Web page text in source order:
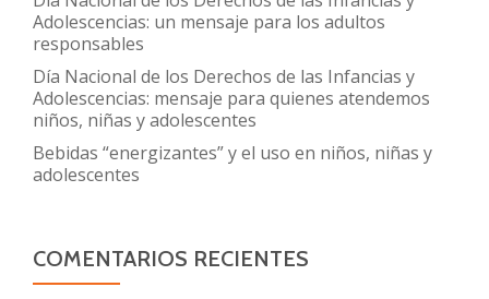
Adolescencias: un mensaje para los adultos
responsables
Día Nacional de los Derechos de las Infancias y
Adolescencias: mensaje para quienes atendemos
niños, niñas y adolescentes
Bebidas “energizantes” y el uso en niños, niñas y
adolescentes
COMENTARIOS RECIENTES